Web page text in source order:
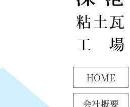
HOME
会社概要